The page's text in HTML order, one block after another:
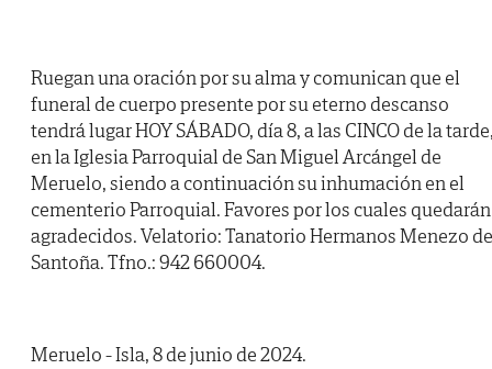
Ruegan una oración por su alma y comunican que el
funeral de cuerpo presente por su eterno descanso
tendrá lugar HOY SÁBADO, día 8, a las CINCO de la
en la Iglesia Parroquial de San Miguel Arcángel de
Meruelo, siendo a continuación su inhumación en el
cementerio Parroquial. Favores por los cuales quedarán
agradecidos. Velatorio: Tanatorio Hermanos Menezo de
Santoña. Tfno.: 942 660004.
Meruelo - Isla, 8 de junio de 2024.